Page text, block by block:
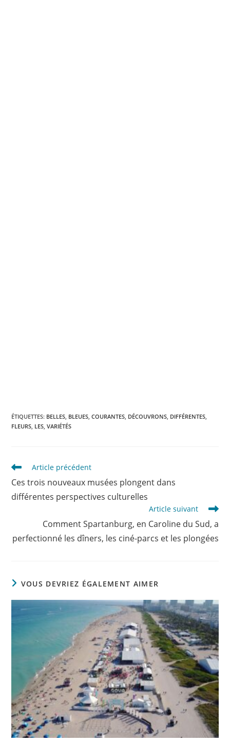
ÉTIQUETTES: BELLES BLEUES COURANTES DÉCOUVRONS DIFFÉRENTES
FLEURS LES VARIÉTÉS
Read
articles
Article précédent
Ces trois nouveaux musées plongent dans
différentes perspectives culturelles
Article suivant
Comment Spartanburg, en Caroline du Sud, a
perfectionné les dîners, les ciné-parcs et les plongées
VOUS DEVRIEZ ÉGALEMENT AIMER